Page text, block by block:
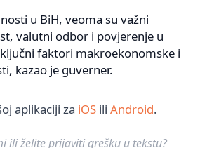
u BiH, veoma su važni
valutni odbor i povjerenje u
faktori makroekonomske i
kazao je guverner.
aplikaciji za iOS ili Android.
ili želite prijaviti grešku u tekstu?